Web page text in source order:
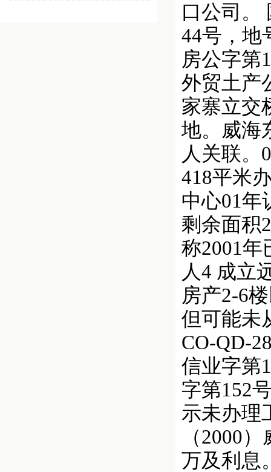
口公司。
44号，地
房公字第
外贸土产
家寨立交
地。威海
人关联。
418平米
中心01年
剩余面积
称2001年
人4 成立
房产2-6
但可能未
CO-QD-
信业字第
字第152
示未办理
（2000
万及利息